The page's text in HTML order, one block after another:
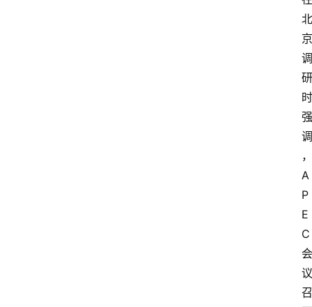
北
京
调
研
时
强
调
，
A
P
E
C
会
议
召